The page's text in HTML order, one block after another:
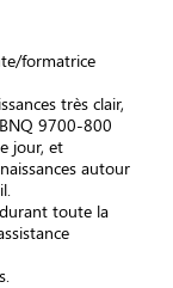
formatrice
très clair,
9700-800
jour, et
autour
toute la